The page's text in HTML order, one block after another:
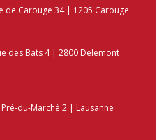
de Carouge 34 | 1205 Carouge
des Bats 4 | 2800 Delemont
Pré-du-Marché 2 | Lausanne